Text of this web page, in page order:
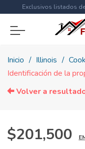
Exclusivos listados
Inicio Illinois
Identificación de la
Volver a
$201,500